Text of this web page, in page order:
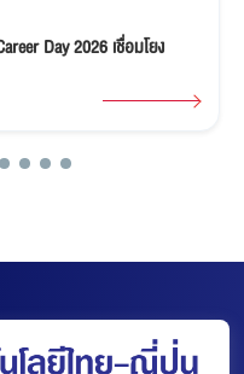
Day 2026 เชื่อมโยง